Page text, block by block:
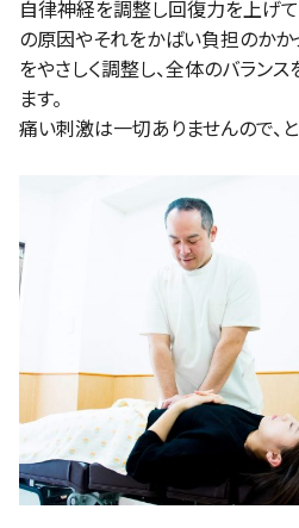
自律神経を調整し回復力を上げ
の原因やそれをかばい負担のか
をやさしく調整し、全体のバラン
ます。
痛い刺激は一切ありませんので、と